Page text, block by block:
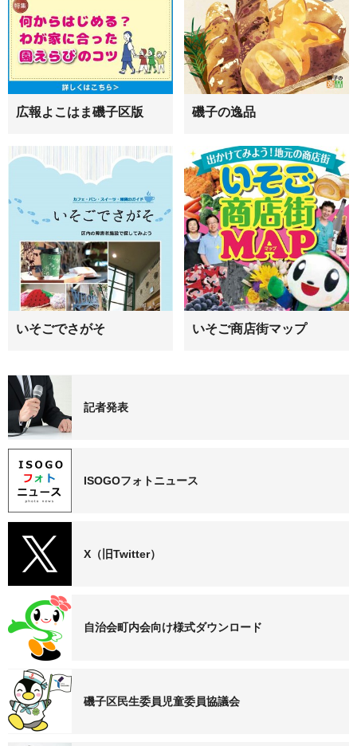
広報よこはま磯子区版 磯子の逸品
いそごでさがそ いそご商店街マップ
記者発表
ISOGOフォトニュース
X（旧Twitter）
自治会町内会向け様式ダウンロード
磯子区民生委員児童委員協議会